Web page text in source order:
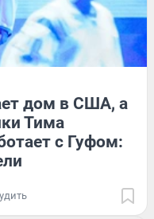
дом в США, а
Тима
с Гуфом: